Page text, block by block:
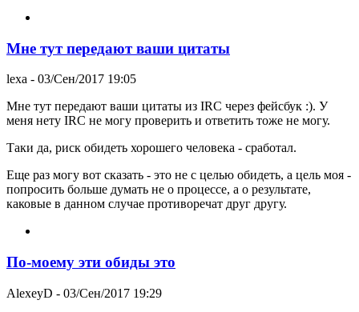
Мне тут передают ваши цитаты
lexa - 03/Сен/2017 19:05
Мне тут передают ваши цитаты из IRC через фейсбук :). У
меня нету IRC не могу проверить и ответить тоже не могу.
Таки да, риск обидеть хорошего человека - сработал.
Еще раз могу вот сказать - это не с целью обидеть, а цель моя -
попросить больше думать не о процессе, а о результате,
каковые в данном случае противоречат друг другу.
По-моему эти обиды это
AlexeyD - 03/Сен/2017 19:29